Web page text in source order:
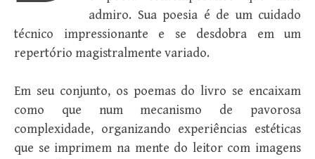
admiro. Sua poesia é de um cuidado
técnico impressionante e se desdobra em um
repertório magistralmente variado.
Em seu conjunto, os poemas do livro se encaixam
como que num mecanismo de pavorosa
complexidade, organizando experiências estéticas
que se imprimem na mente do leitor com imagens